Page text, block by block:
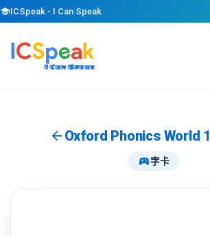
schoolICSpeak - I Can Speak
arrow_backOxford Phonics World 1
sports_esports字卡